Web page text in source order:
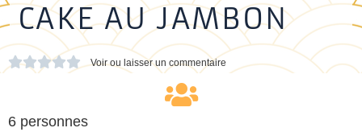
CAKE AU JAMBON
 Voir ou laisser un commentaire
6 personnes